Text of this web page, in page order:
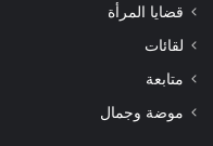
قضايا المرأة
لقائات
متابعة
موضة وجمال